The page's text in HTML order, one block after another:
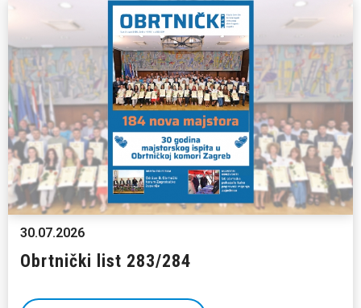
30.07.2026
Obrtnički list 283/284